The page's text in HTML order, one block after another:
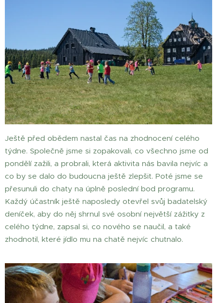
Ještě před obědem nastal čas na zhodnocení celého
týdne. Společně jsme si zopakovali, co všechno jsme od
pondělí zažili, a probrali, která aktivita nás bavila nejvíc a
co by se dalo do budoucna ještě zlepšit. Poté jsme se
přesunuli do chaty na úplně poslední bod programu.
Každý účastník ještě naposledy otevřel svůj badatelský
deníček, aby do něj shrnul své osobní největší zážitky z
celého týdne, zapsal si, co nového se naučil, a také
zhodnotil, které jídlo mu na chatě nejvíc chutnalo.